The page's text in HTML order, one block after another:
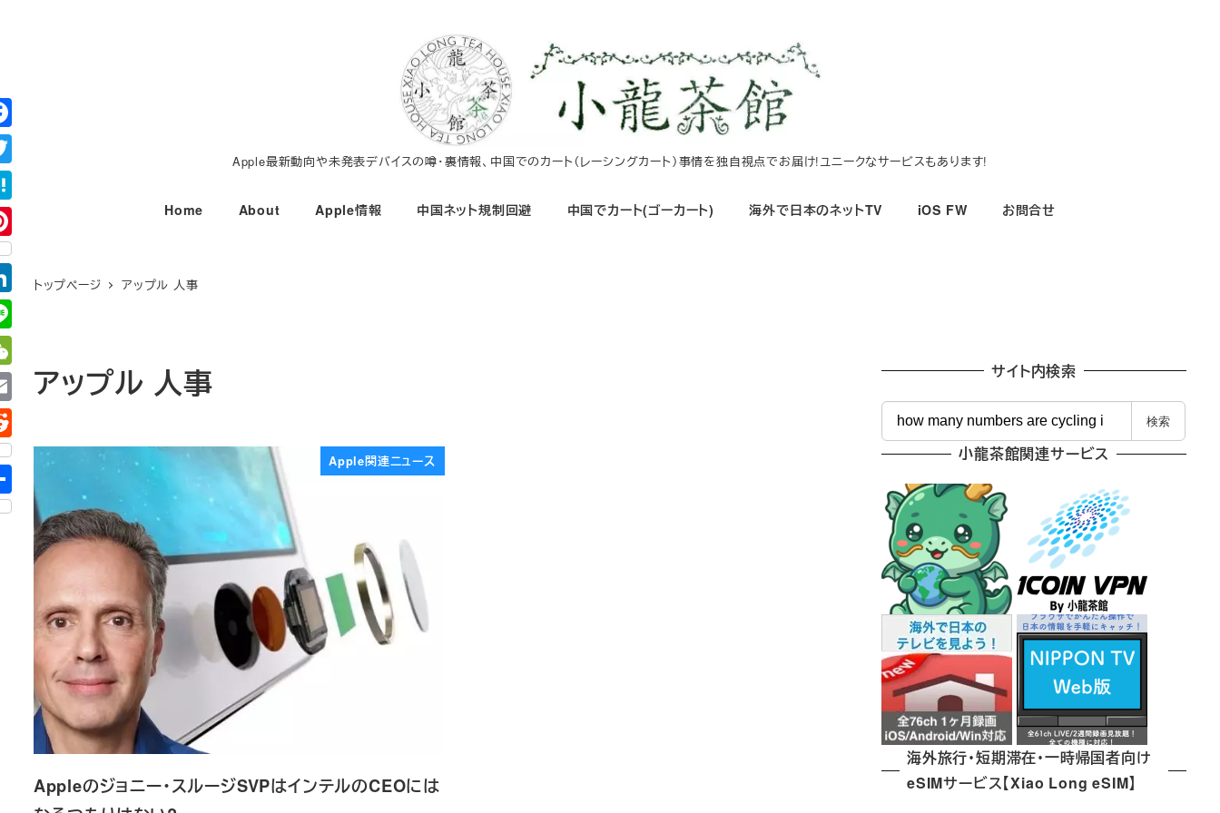
コ
ン
テ
ン
ツ
へ
移
動
Apple最新動向や未発表デバイスの噂・裏情報、中国でのカート（レーシングカート）事情を独自視点でお届け!ユニークなサービスもあります!
Home About Apple情報 中国ネット規制回避 中国でカート(ゴーカート) 海外で日本のネットTV iOS FW お問合せ
トップページ アップル 人事
アップル 人事
Apple関連ニュース
Appleのジョニー・スルージSVPはインテルのCEOには
サイト内検索
索
検索
小龍茶館関連サービス
海外旅行・短期滞在・一時帰国者向け
eSIMサービス【Xiao Long eSIM】